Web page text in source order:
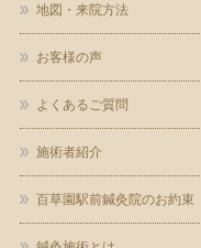
地図・来院方法
お客様の声
よくあるご質問
施術者紹介
百草園駅前鍼灸院のお約束